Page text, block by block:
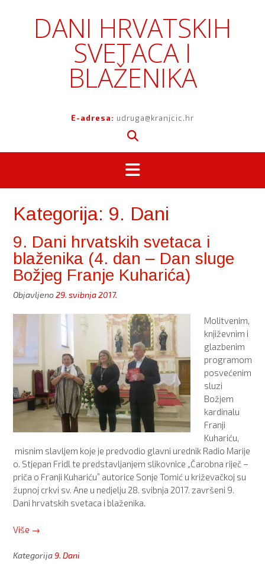
DANI HRVATSKIH
SVETACA I
BLAŽENIKA
E-adresa: udruga@kranjcic.hr
Kategorija: 9. Dani
9. Dani hrvatskih svetaca i
blaženika (4. dan ‒ Dan sluge
Božjeg Franje Kuharića)
Objavljeno29. svibnja 2017.
Molitvenim,
književnim i
glazbenim
programom
posvećenim
sluzi
Božjem
kardinalu
Franji
Kuhariću,
misnim slavljem koje je predvodio glavni urednik Radio Marije
o. Stjepan Fridl te predstavljanjem slikovnice „Čarobna riječ –
priča o Franji Kuhariću” autorice Sonje Tomić u križevačkoj su
župnoj crkvi sv. Ane u nedjelju 28. svibnja 2017. završeni 9.
Dani hrvatskih svetaca i blaženika.
Više “9.
hrvatskih
→
Kategorija 9. Dani